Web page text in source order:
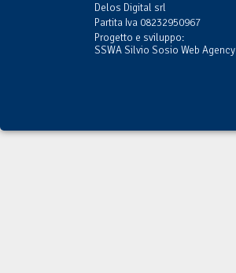
Delos Digital srl
Partita Iva 08232950967
Progetto e sviluppo:
SSWA Silvio Sosio Web Agency